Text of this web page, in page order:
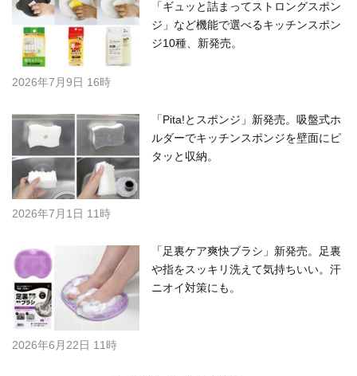
「ギュッと詰まってストロングスポン
ジ」など機能で選べるキッチンスポン
ジ10種、新発売。
2026年7月9日 16時
「Pita!とスポンジ」新発売。吸盤式ホ
ルダーでキッチンスポンジを壁面にピ
タッと収納。
2026年7月1日 11時
「足裏ケア爽快ブラシ」新発売。足裏
や指をスッキリ洗えて気持ちいい。汗
ニオイ対策にも。
2026年6月22日 11時